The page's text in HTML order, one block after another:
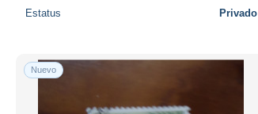
Estatus Privado
Nuevo